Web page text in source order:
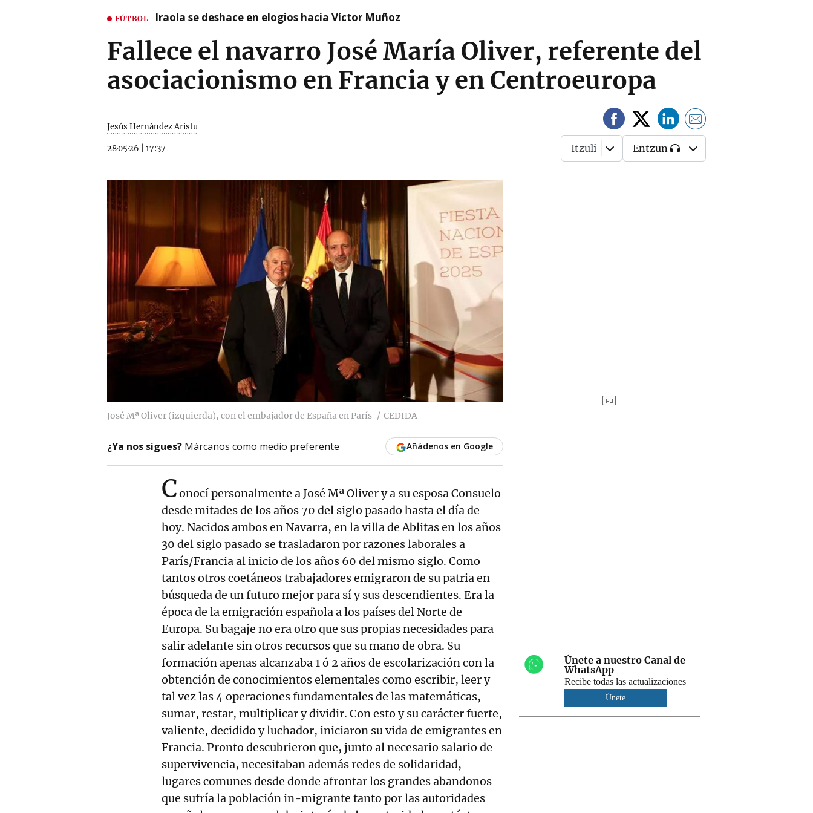
FÚTBOL Iraola se deshace en elogios hacia Víctor Muñoz
Fallece el navarro José María Oliver, referente del
asociacionismo en Francia y en Centroeuropa
Jesús Hernández Aristu
28·05·26 17:37 Itzuli Entzun
José Mª Oliver (izquierda), con el embajador de España en París CEDIDA
¿Ya nos sigues? Márcanos como medio preferente Añádenos en Google
Conocí personalmente a José Mª Oliver y a su esposa Consuelo
desde mitades de los años 70 del siglo pasado hasta el día de
hoy. Nacidos ambos en Navarra, en la villa de Ablitas en los años
30 del siglo pasado se trasladaron por razones laborales a
París/Francia al inicio de los años 60 del mismo siglo. Como
tantos otros coetáneos trabajadores emigraron de su patria en
búsqueda de un futuro mejor para sí y sus descendientes. Era la
época de la emigración española a los países del Norte de
Europa. Su bagaje no era otro que sus propias necesidades para
salir adelante sin otros recursos que su mano de obra. Su
formación apenas alcanzaba 1 ó 2 años de escolarización con la
obtención de conocimientos elementales como escribir, leer y
tal vez las 4 operaciones fundamentales de las matemáticas,
sumar, restar, multiplicar y dividir. Con esto y su carácter fuerte,
valiente, decidido y luchador, iniciaron su vida de emigrantes en
Francia. Pronto descubrieron que, junto al necesario salario de
supervivencia, necesitaban además redes de solidaridad,
lugares comunes desde donde afrontar los grandes abandonos
que sufría la población in-migrante tanto por las autoridades
Únete a nuestro Canal de
WhatsApp
Recibe todas las actualizaciones
Únete